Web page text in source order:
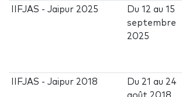
IIFJAS - Jaipur 2025 Du12 au15
septembre
2025
IIFJAS - Jaipur 2018 Du 21 au 24